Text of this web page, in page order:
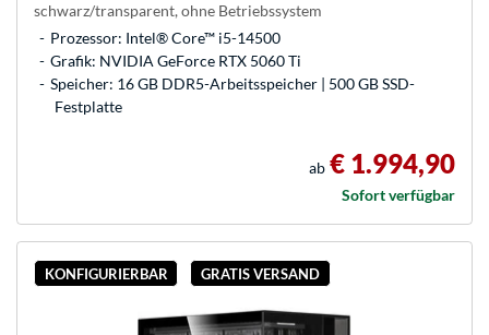
schwarz/transparent, ohne Betriebssystem
Prozessor: Intel® Core™ i5-14500
Grafik: NVIDIA GeForce RTX 5060 Ti
Speicher: 16 GB DDR5-Arbeitsspeicher | 500 GB SSD-
Festplatte
ab € 1.994,90
Sofort verfügbar
KONFIGURIERBAR GRATIS VERSAND